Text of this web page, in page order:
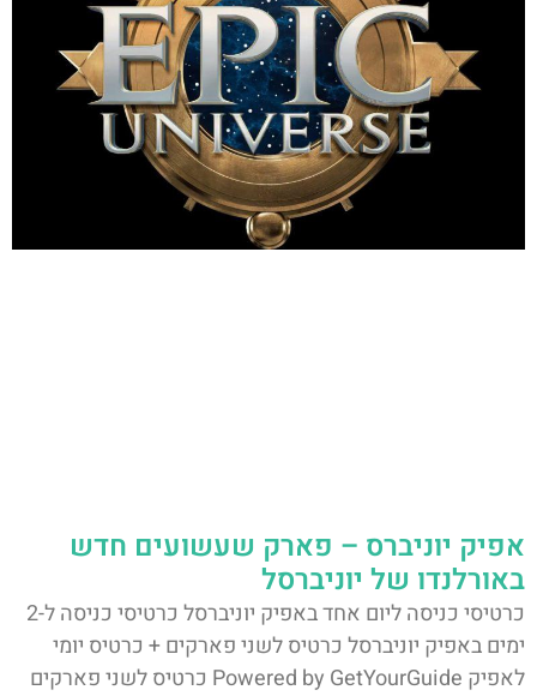
אפיק יוניברס – פארק שעשועים חדש
באורלנדו של יוניברסל
כרטיסי כניסה ליום אחד באפיק יוניברסל כרטיסי כניסה ל-2
ימים באפיק יוניברסל כרטיס לשני פארקים + כרטיס יומי
לאפיק Powered by GetYourGuide כרטיס לשני פארקים